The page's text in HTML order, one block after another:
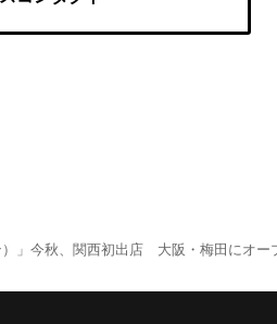
」今秋、関西初出店 大阪・梅田にオー